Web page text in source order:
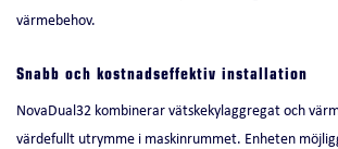
värmebehov.
Snabb och kostnadseffektiv installation
NovaDual32 kombinerar vätskekylaggregat och
värdefullt utrymme i maskinrummet. Enheten